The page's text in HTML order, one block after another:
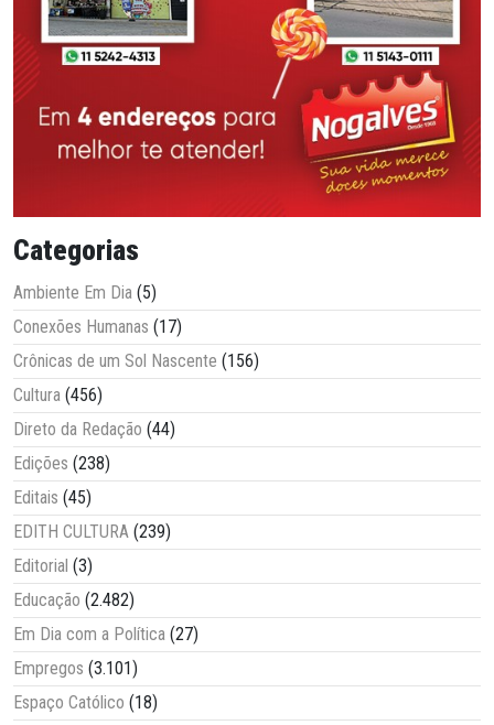
Categorias
Ambiente Em Dia (5)
Conexões Humanas (17)
Crônicas de um Sol Nascente (156)
Cultura (456)
Direto da Redação (44)
Edições (238)
Editais (45)
EDITH CULTURA (239)
Editorial (3)
Educação (2.482)
Em Dia com a Política (27)
Empregos (3.101)
Espaço Católico (18)